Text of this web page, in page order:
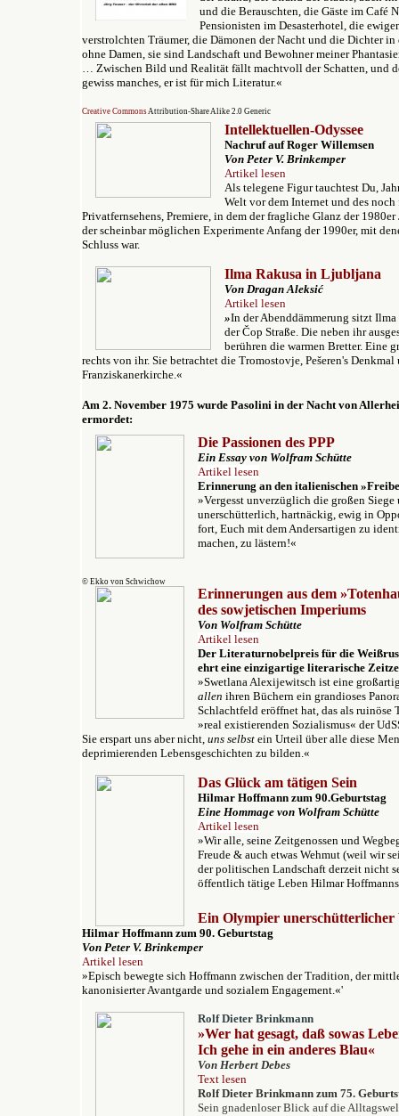
und die Berauschten, die Gäste im Café
Pensionisten im Desasterhotel, die
verstrolchten Träumer, die Dämonen der Nacht und die Dichter
ohne Damen, sie sind Landschaft und Bewohner meiner
… Zwischen Bild und Realität fällt machtvoll der Schatten, und
gewiss manches, er ist für mich Literatur.«
Creative CommonsAttribution-Share Alike 2.0 Generic
Intellektuellen-Odyssee
Nachruf auf Roger Willemsen
Von Peter V. Brinkemper
Artikel lesen
Als telegene Figur tauchtest Du,
Welt vor dem Internet und des
Privatfernsehens, Premiere, in dem der fragliche Glanz der
der scheinbar möglichen Experimente Anfang der 1990er, mit
Schluss war.
Ilma Rakusa in Ljubljana
Von Dragan Aleksić
Artikel lesen
»In der Abenddämmerung sitzt
der Čop Straße. Die neben ihr
berühren die warmen Bretter. Eine
rechts von ihr. Sie betrachtet die Tromostovje, Pešeren's Denkmal
Franziskanerkirche.«
Am 2. November 1975 wurde Pasolini in der Nacht von
ermordet:
Die Passionen des PPP
Ein Essay von Wolfram Schütte
Artikel lesen
Erinnerung an den italienischen
»Vergesst unverzüglich die großen
unerschütterlich, hartnäckig, ewig in
fort, Euch mit dem Andersartigen zu
machen, zu lästern!«
© Ekko von Schwichow
Erinnerungen aus dem
des sowjetischen Imperiums
Von Wolfram Schütte
Artikel lesen
Der Literaturnobelpreis für die
ehrt eine einzigartige literarische
»Swetlana Alexijewitsch ist eine
allen ihren Büchern ein grandioses
Schlachtfeld eröffnet hat, das als ruinöse
»real existierenden Sozialismus« der
Sie erspart uns aber nicht, uns selbst ein Urteil über alle diese
deprimierenden Lebensgeschichten zu bilden.«
Das Glück am tätigen Sein
Hilmar Hoffmann zum 90.Geburtstag
Eine Hommage von Wolfram Schütte
Artikel lesen
»Wir alle, seine Zeitgenossen und
Freude & auch etwas Wehmut (weil wir
der politischen Landschaft derzeit nicht
öffentlich tätige Leben Hilmar
Ein Olympier unerschütterlicher
Hilmar Hoffmann zum 90. Geburtstag
Von Peter V. Brinkemper
Artikel lesen
»Episch bewegte sich Hoffmann zwischen der Tradition, der
kanonisierter Avantgarde und sozialem Engagement.«'
Rolf Dieter Brinkmann
»Wer hat gesagt, daß sowas
Ich gehe in ein anderes Blau«
Von Herbert Debes
Text lesen
Rolf Dieter Brinkmann zum 75.
Sein gnadenloser Blick auf die